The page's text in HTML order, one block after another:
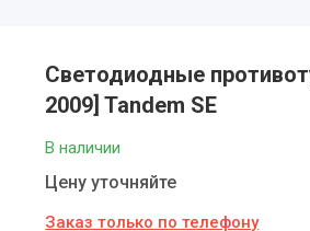
Светодиодные
2009] Tandem SE
В наличии
Цену уточняйте
Заказ только по телефону